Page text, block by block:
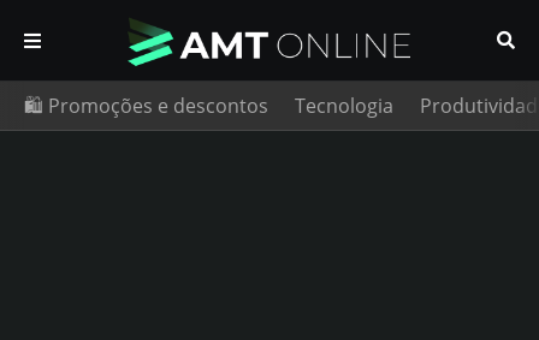
🛍️ Promoções e descontos Tecnologia